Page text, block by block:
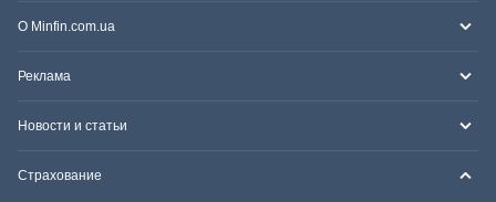
О Minfin.com.ua
Реклама
Новости и статьи
Страхование